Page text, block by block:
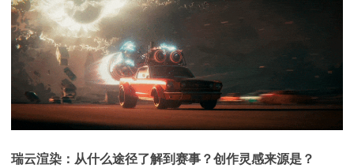
瑞云渲染：从什么途径了解到赛事？创作灵感来源是？